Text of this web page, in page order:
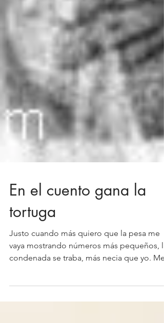
En el cuento gana la
tortuga
Justo cuando más quiero que la pesa me
vaya mostrando números más pequeños, la
ha pasado en...